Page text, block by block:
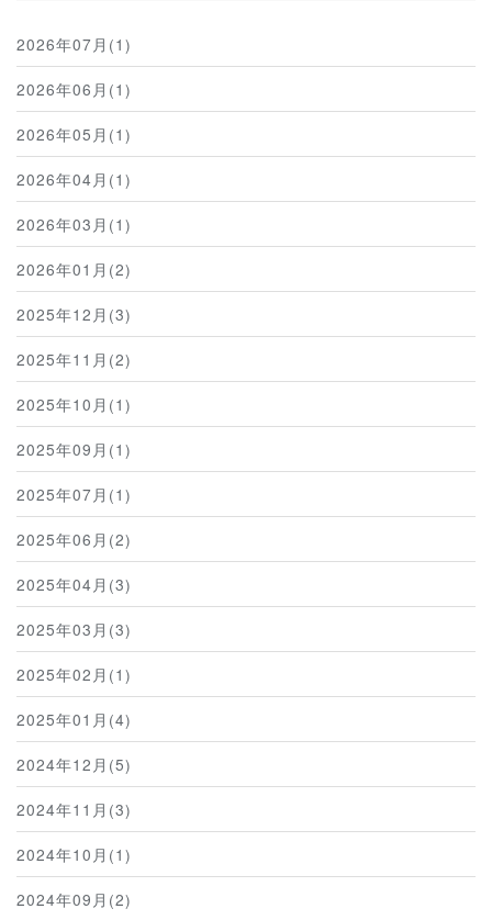
2026年07月(1)
2026年06月(1)
2026年05月(1)
2026年04月(1)
2026年03月(1)
2026年01月(2)
2025年12月(3)
2025年11月(2)
2025年10月(1)
2025年09月(1)
2025年07月(1)
2025年06月(2)
2025年04月(3)
2025年03月(3)
2025年02月(1)
2025年01月(4)
2024年12月(5)
2024年11月(3)
2024年10月(1)
2024年09月(2)